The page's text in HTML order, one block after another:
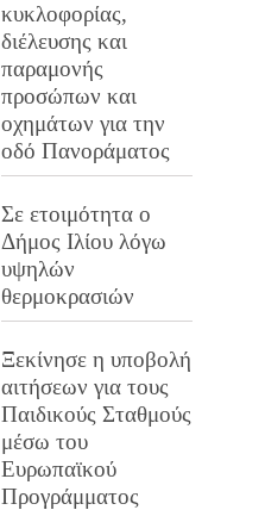
κυκλοφορίας,
διέλευσης και
παραμονής
προσώπων και
οχημάτων για την
οδό Πανοράματος
Σε ετοιμότητα ο
Δήμος Ιλίου λόγω
υψηλών
θερμοκρασιών
Ξεκίνησε η υποβολή
αιτήσεων για τους
Παιδικούς Σταθμούς
μέσω του
Ευρωπαϊκού
Προγράμματος